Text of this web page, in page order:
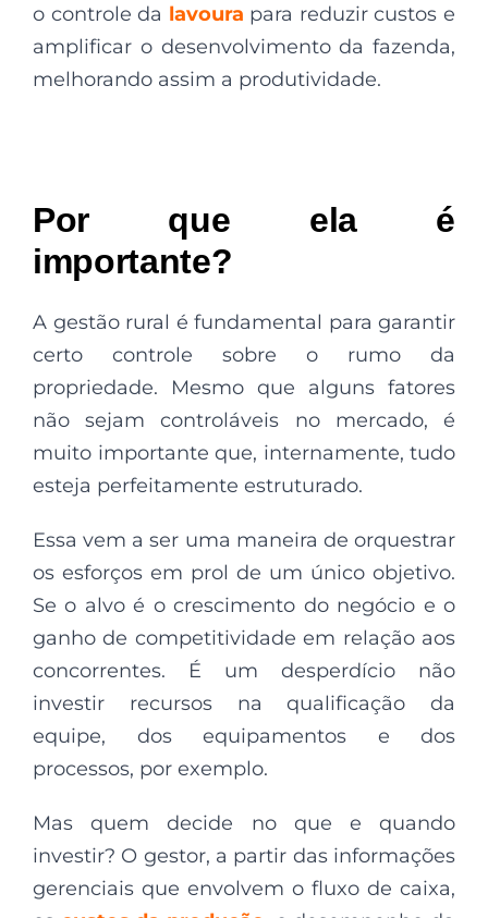
o controle da lavoura para reduzir custos e
amplificar o desenvolvimento da fazenda,
melhorando assim a produtividade.
Por que ela é
importante?
A gestão rural é fundamental para garantir
certo controle sobre o rumo da
propriedade. Mesmo que alguns fatores
não sejam controláveis no mercado, é
muito importante que, internamente, tudo
esteja perfeitamente estruturado.
Essa vem a ser uma maneira de orquestrar
os esforços em prol de um único objetivo.
Se o alvo é o crescimento do negócio e o
ganho de competitividade em relação aos
concorrentes. É um desperdício não
investir recursos na qualificação da
equipe, dos equipamentos e dos
processos, por exemplo.
Mas quem decide no que e quando
investir? O gestor, a partir das informações
gerenciais que envolvem o fluxo de caixa,